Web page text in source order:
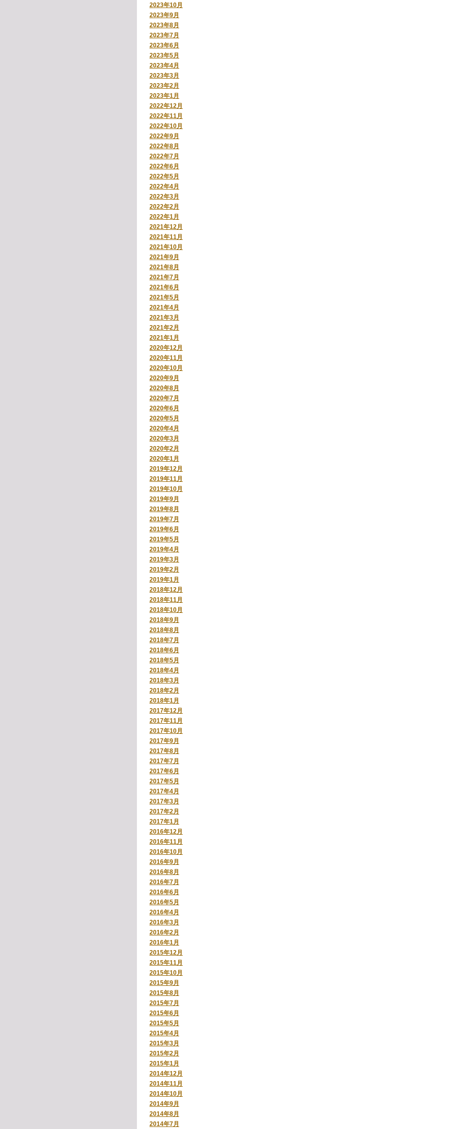
2023年10月
2023年9月
2023年8月
2023年7月
2023年6月
2023年5月
2023年4月
2023年3月
2023年2月
2023年1月
2022年12月
2022年11月
2022年10月
2022年9月
2022年8月
2022年7月
2022年6月
2022年5月
2022年4月
2022年3月
2022年2月
2022年1月
2021年12月
2021年11月
2021年10月
2021年9月
2021年8月
2021年7月
2021年6月
2021年5月
2021年4月
2021年3月
2021年2月
2021年1月
2020年12月
2020年11月
2020年10月
2020年9月
2020年8月
2020年7月
2020年6月
2020年5月
2020年4月
2020年3月
2020年2月
2020年1月
2019年12月
2019年11月
2019年10月
2019年9月
2019年8月
2019年7月
2019年6月
2019年5月
2019年4月
2019年3月
2019年2月
2019年1月
2018年12月
2018年11月
2018年10月
2018年9月
2018年8月
2018年7月
2018年6月
2018年5月
2018年4月
2018年3月
2018年2月
2018年1月
2017年12月
2017年11月
2017年10月
2017年9月
2017年8月
2017年7月
2017年6月
2017年5月
2017年4月
2017年3月
2017年2月
2017年1月
2016年12月
2016年11月
2016年10月
2016年9月
2016年8月
2016年7月
2016年6月
2016年5月
2016年4月
2016年3月
2016年2月
2016年1月
2015年12月
2015年11月
2015年10月
2015年9月
2015年8月
2015年7月
2015年6月
2015年5月
2015年4月
2015年3月
2015年2月
2015年1月
2014年12月
2014年11月
2014年10月
2014年9月
2014年8月
2014年7月